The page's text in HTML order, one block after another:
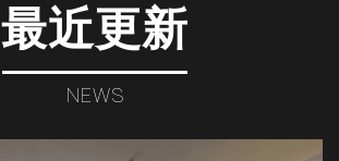
最近更新
NEWS